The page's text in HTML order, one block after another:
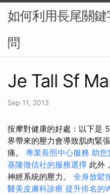
如何利用長尾關
問
Je Tall Sf
Sep 11, 2013
按摩對健康的好處：以下是
界帶來的壓力會導致肌肉緊
痛。 專業長照中心服務 助您
基隆徵信社的服務選擇 此外
神經系統的壓力。 全身放鬆
醫美皮膚科診療 提升排名的